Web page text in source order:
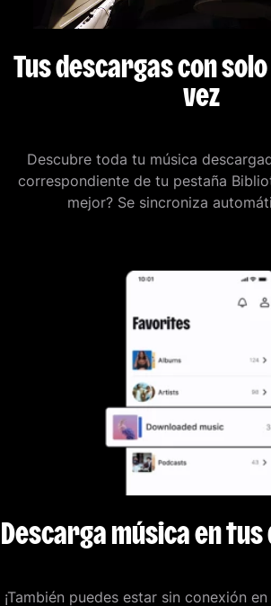
Tus descargas con
vez
Descubre toda tu música
correspondiente de tu pestaña
mejor? Se sincroniza
Descarga música en
¡También puedes estar sin conexión